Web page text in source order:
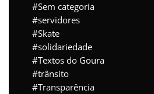
Sem categoria
servidores
Skate
solidariedade
Textos do Goura
trânsito
Transparência